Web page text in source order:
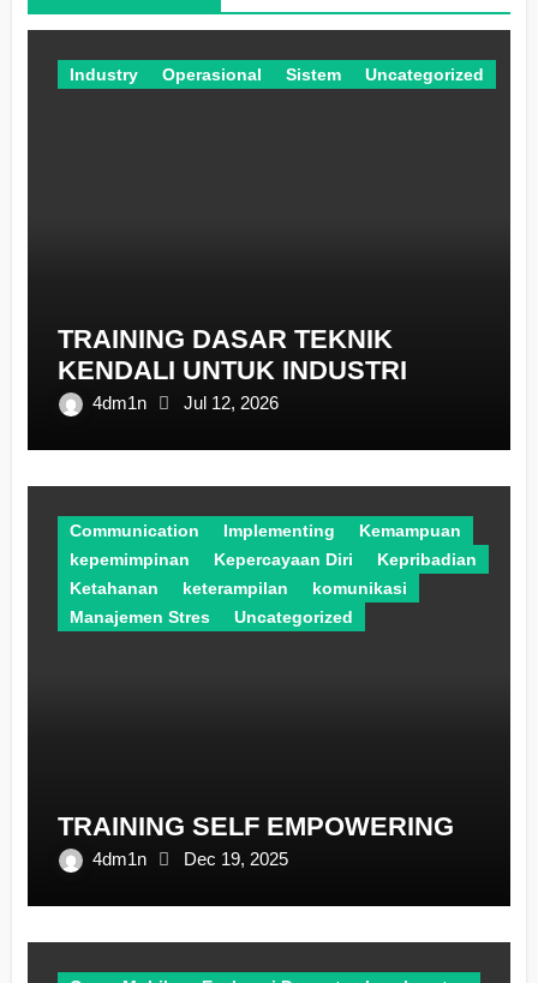
Industry Operasional Sistem Uncategorized
TRAINING DASAR TEKNIK
KENDALI UNTUK INDUSTRI
4dm1n Jul 12, 2026
Communication Implementing
Kemampuan
kepemimpinan
Kepercayaan Diri
Kepribadian
Ketahanan
keterampilan
komunikasi
Manajemen Stres
Uncategorized
TRAINING SELF EMPOWERING
4dm1n Dec 19, 2025